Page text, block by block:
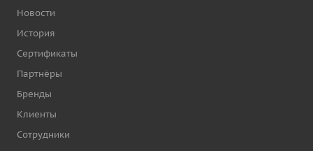
Новости
История
Сертификаты
Партнёры
Бренды
Клиенты
Сотрудники